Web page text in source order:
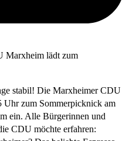
stabil! Die Marxheimer CDU
Uhr zum Sommerpicknick am
ein. Alle Bürgerinnen und
CDU möchte erfahren: